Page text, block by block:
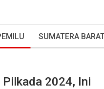
SUMATERA
2024, Ini